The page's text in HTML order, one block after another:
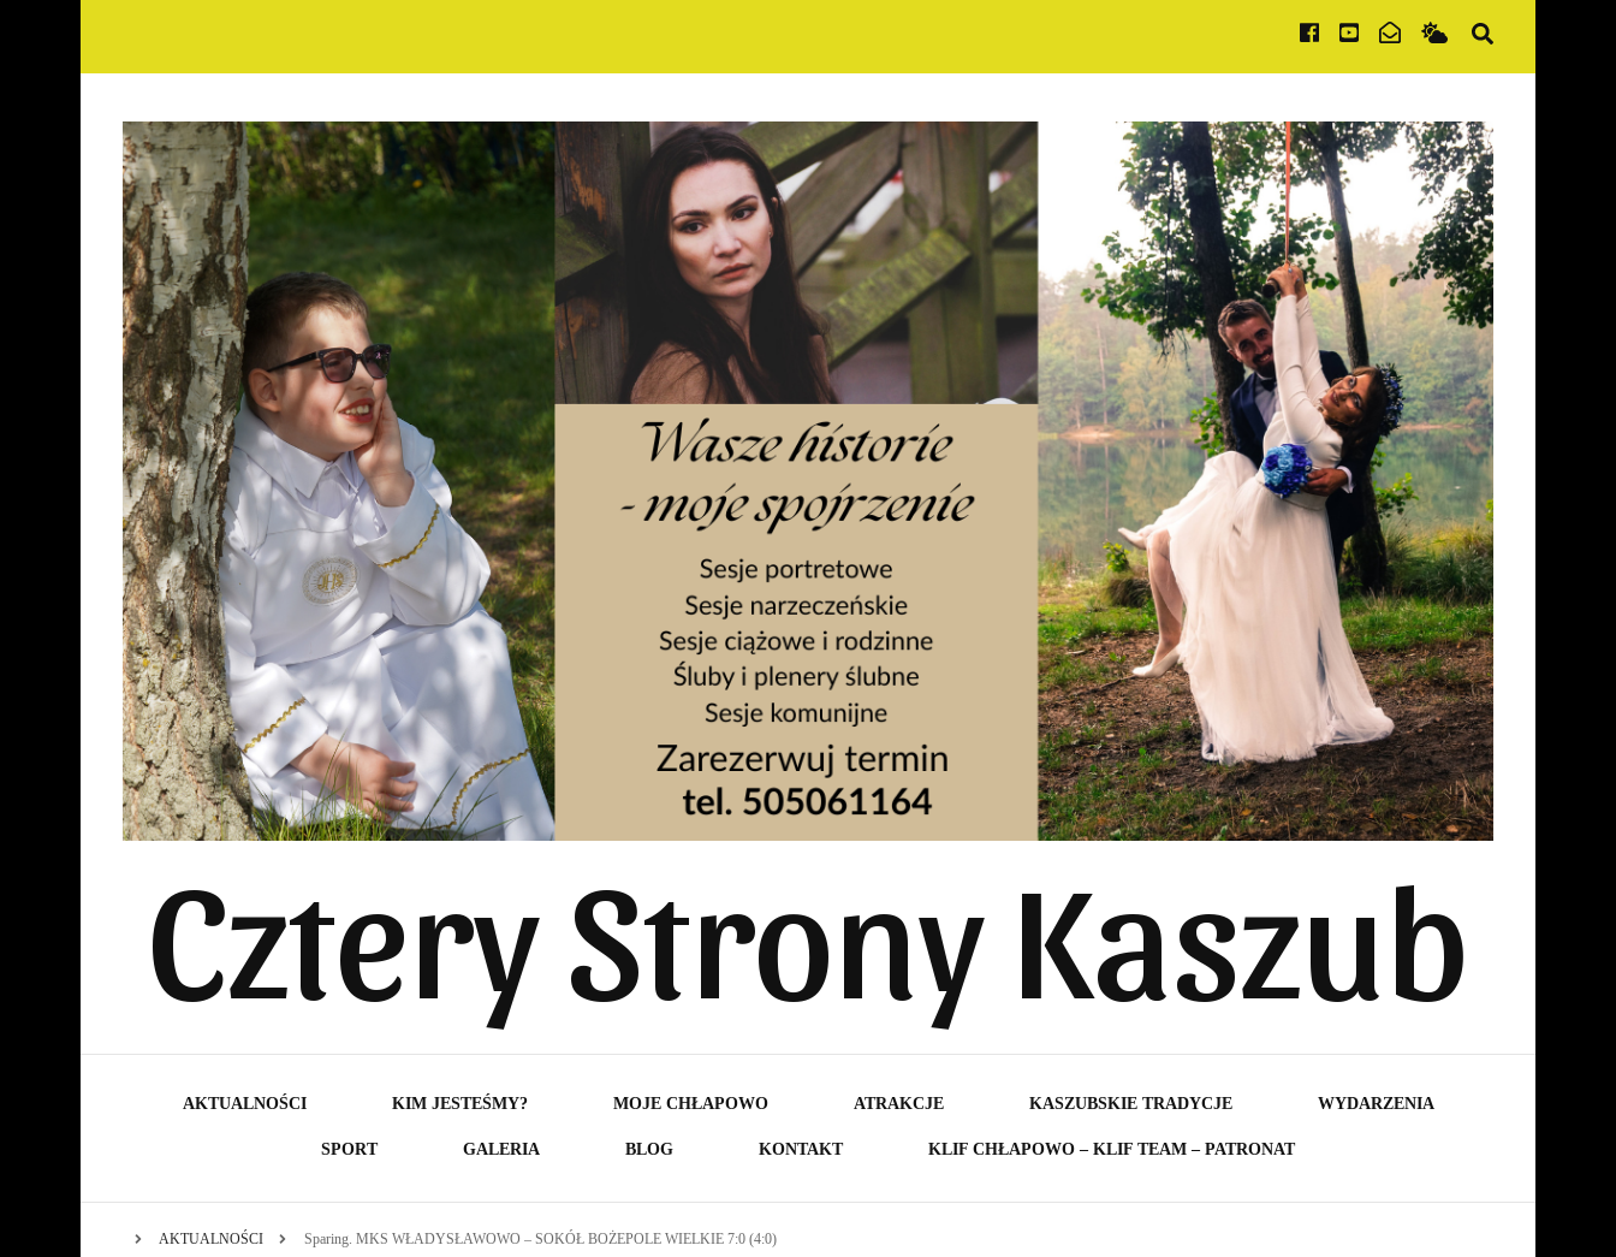
Cztery Strony Kaszub
AKTUALNOŚCI KIM JESTEŚMY? MOJE CHŁAPOWO ATRAKCJE KASZUBSKIE TRADYCJE WYDARZENIA
SPORT GALERIA BLOG KONTAKT KLIF CHŁAPOWO – KLIF TEAM – PATRONAT
AKTUALNOŚCI Sparing. MKS WŁADYSŁAWOWO – SOKÓŁ BOŻEPOLE WIELKIE 7:0 (4:0)